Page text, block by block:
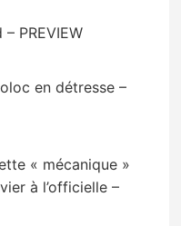
PREVIEW
en détresse –
« mécanique »
à l’officielle –